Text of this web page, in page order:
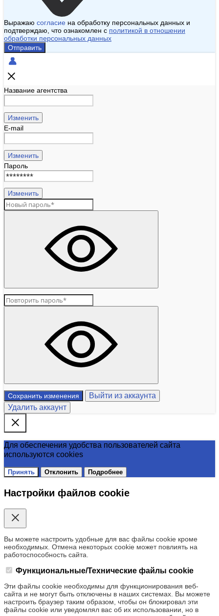
Выражаю согласие на обработку персональных данных и
подтверждаю, что ознакомлен с политикой в отношении
обработки персональных данных
Отправить
Название агентства
Изменить
E-mail
Изменить
Пароль
Изменить
Сохранить изменения
Выйти из аккаунта
Удалить аккаунт
Для обеспечения удобства пользователей сайта
используются cookies
Принять Отклонить Подробнее
Настройки файлов cookie
Вы можете настроить удобные для вас файлы cookie кроме
необходимых. Отмена некоторых cookie может повлиять на
работоспособность сайта.
Функциональные/Технические файлы cookie
Эти файлы cookie необходимы для функционирования веб-
сайта и не могут быть отключены в наших системах. Вы можете
настроить браузер таким образом, чтобы он блокировал эти
файлы cookie или уведомлял вас об их использовании, но в